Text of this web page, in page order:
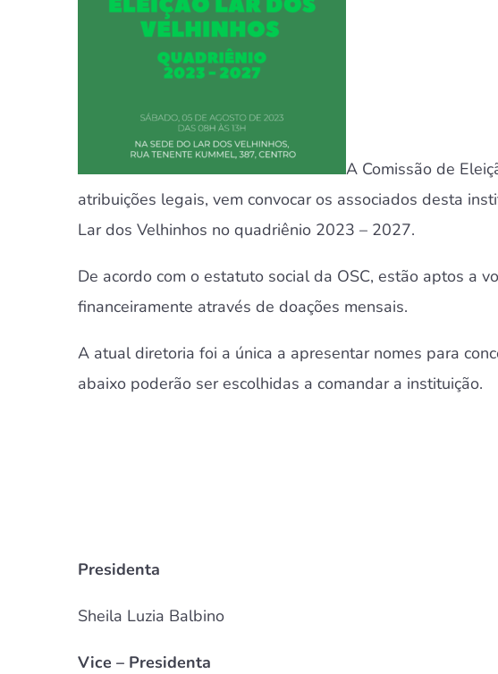
A Comissão de
atribuições legais, vem convocar os associados desta
Lar dos Velhinhos no quadriênio 2023 – 2027.
De acordo com o estatuto social da OSC, estão aptos a
financeiramente através de doações mensais.
A atual diretoria foi a única a apresentar nomes para
abaixo poderão ser escolhidas a comandar a instituição.
Presidenta
Sheila Luzia Balbino
Vice – Presidenta